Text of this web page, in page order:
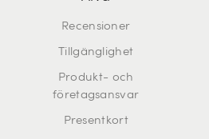
Recensioner
Tillgänglighet
Produkt- och
företagsansvar
Presentkort